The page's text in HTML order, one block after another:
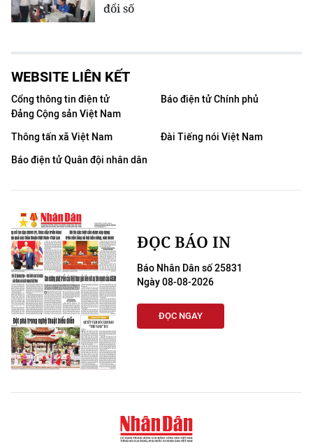
đổi số
WEBSITE LIÊN KẾT
Cổng thông tin điện tử
Đảng Cộng sản Việt Nam
Báo điện tử Chính phủ
Thông tấn xã Việt Nam
Đài Tiếng nói Việt Nam
Báo điện tử Quân đội nhân dân
ĐỌC BÁO IN
Báo Nhân Dân số 25831
Ngày 08-08-2026
ĐỌC NGAY